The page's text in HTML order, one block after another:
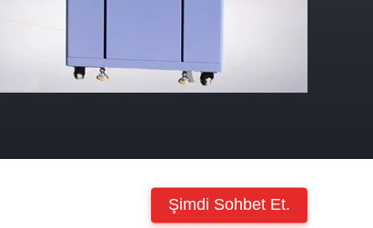
Şimdi Sohbet Et.